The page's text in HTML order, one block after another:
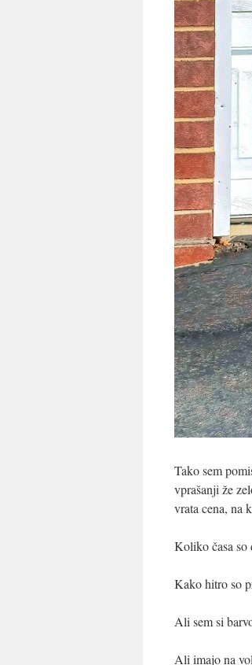
Tako sem
vprašanji že
vrata cena, na
Koliko časa so
Kako hitro so
Ali sem si
Ali imajo na